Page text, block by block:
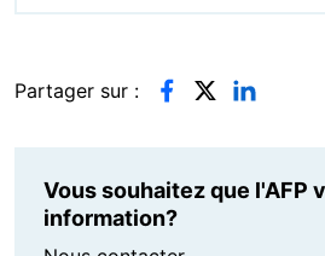
Partager sur :
Vous souhaitez que l'AFP
information?